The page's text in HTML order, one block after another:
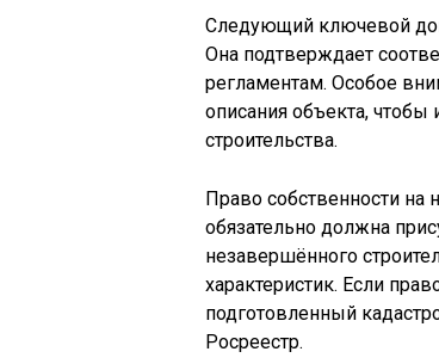
Следующий ключевой
Она подтверждает
регламентам. Особое
описания объекта,
строительства.
Право собственности
обязательно должна
незавершённого
характеристик. Если
подготовленный
Росреестр.